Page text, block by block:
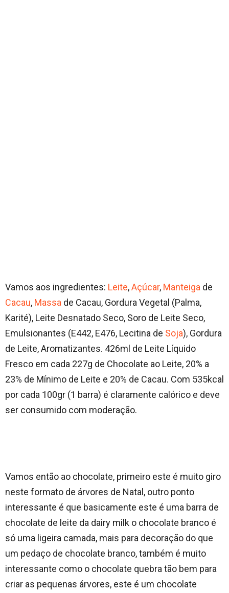
Vamos aos ingredientes: Leite,Açúcar, Manteiga de
Cacau, Massa de Cacau, Gordura Vegetal (Palma,
Karité), Leite Desnatado Seco, Soro de Leite Seco,
Emulsionantes (E442, E476, Lecitina de Soja), Gordura
de Leite, Aromatizantes. 426ml de Leite Líquido
Fresco em cada 227g de Chocolate ao Leite, 20% a
23% de Mínimo de Leite e 20% de Cacau. Com 535kcal
por cada 100gr (1 barra) é claramente calórico e deve
ser consumido com moderação.
Vamos então ao chocolate, primeiro este é muito giro
neste formato de árvores de Natal, outro ponto
interessante é que basicamente este é uma barra de
chocolate de leite da dairy milk o chocolate branco é
só uma ligeira camada, mais para decoração do que
um pedaço de chocolate branco, também é muito
interessante como o chocolate quebra tão bem para
criar as pequenas árvores, este é um chocolate